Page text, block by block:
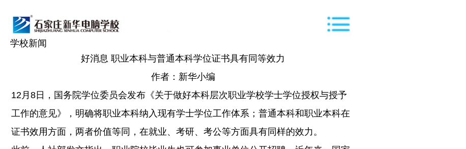
学校新闻
好消息 职业本科与普通本科学位证书具有同等效力
作者：新华小编
12月8日，国务院学位委员会发布《关于做好本科层次职业学校学士学位授权与授予
工作的意见》，明确将职业本科纳入现有学士学位工作体系；普通本科和职业本科在
证书效用方面，两者价值等同，在就业、考研、考公等方面具有同样的效力。